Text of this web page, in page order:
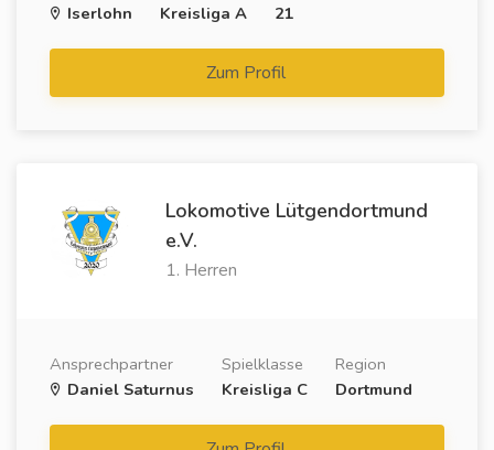
Iserlohn
Kreisliga A
21
Zum Profil
Lokomotive Lütgendortmund
e.V.
1. Herren
Ansprechpartner
Daniel Saturnus
Spielklasse
Kreisliga C
Region
Dortmund